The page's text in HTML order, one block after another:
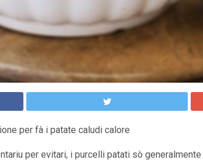
per fà i patate caludi calore
per evitari, i purcelli patati sò